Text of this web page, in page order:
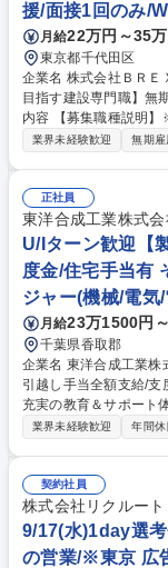
援/面接1回のみ/
月給22万円～35
東京都千代田区
企業名 株式会社ＢＲＥＸＡ Ｅ
目指す建設専門職】無期
内容 【募集職種説明
■施工管理：ビルやマ
造を行うプラントで機
人気の理由ベスト3～
高難易度国家資格を充
入も高い（自立したい
仕事がみんなの生活を支えます！） 募集職種
門職】無期雇用派遣/上
業界未経験歓迎 無期雇
正社員
東洋合成工業株式会
U/Iターン歓迎【
度金/住宅手当有
ジャー(機械/電気
月給23万1500円
千葉県香取郡
企業名 東洋合成工業株式会社 求人名 ★U/Iターン歓迎【
引越し手当全額支給/支度金/住宅手当有 仕
充実の教育＆サポート
造に欠かせない「感光材」の製造を担
材』。つまり、あな
盤そのもの！ 《主な仕
除去 ■製品の乾燥 ■品
本業務を指導。工場での
★U/Iターン歓迎【製
業界未経験歓迎 年間
契約社員
株式会社リクルート
9/17(水)1day選
の営業/※東京 広